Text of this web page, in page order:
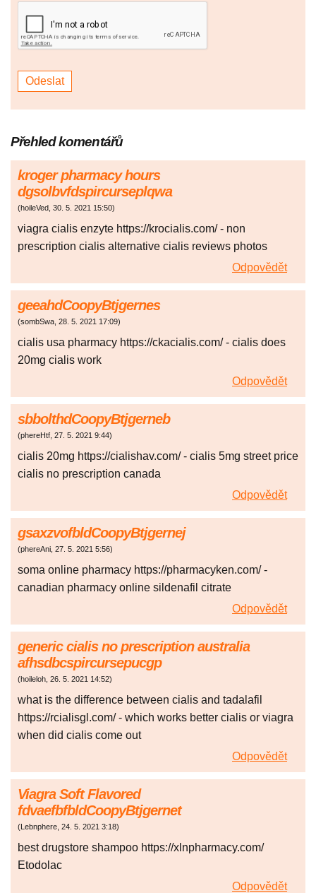
Přehled komentářů
kroger pharmacy hours
dgsolbvfdspircurseplqwa
(hoileVed, 30. 5. 2021 15:50)
viagra cialis enzyte https://krocialis.com/ - non
prescription cialis alternative cialis reviews photos
Odpovědět
geeahdCoopyBtjgernes
(sombSwa, 28. 5. 2021 17:09)
cialis usa pharmacy https://ckacialis.com/ - cialis does
20mg cialis work
Odpovědět
sbbolthdCoopyBtjgerneb
(phereHtf, 27. 5. 2021 9:44)
cialis 20mg https://cialishav.com/ - cialis 5mg street price
cialis no prescription canada
Odpovědět
gsaxzvofbldCoopyBtjgernej
(phereAni, 27. 5. 2021 5:56)
soma online pharmacy https://pharmacyken.com/ -
canadian pharmacy online sildenafil citrate
Odpovědět
generic cialis no prescription australia
afhsdbcspircursepucgp
(hoileloh, 26. 5. 2021 14:52)
what is the difference between cialis and tadalafil
https://rcialisgl.com/ - which works better cialis or viagra
when did cialis come out
Odpovědět
Viagra Soft Flavored
fdvaefbfbldCoopyBtjgernet
(Lebnphere, 24. 5. 2021 3:18)
best drugstore shampoo https://xlnpharmacy.com/
Etodolac
Odpovědět